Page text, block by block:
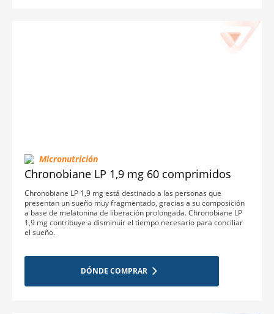
Micronutrición
Chronobiane LP 1,9 mg 60 comprimidos
Chronobiane LP 1,9 mg está destinado a las personas que
presentan un sueño muy fragmentado, gracias a su composición
a base de melatonina de liberación prolongada. Chronobiane LP
1,9 mg contribuye a disminuir el tiempo necesario para conciliar
el sueño.
DÓNDE COMPRAR